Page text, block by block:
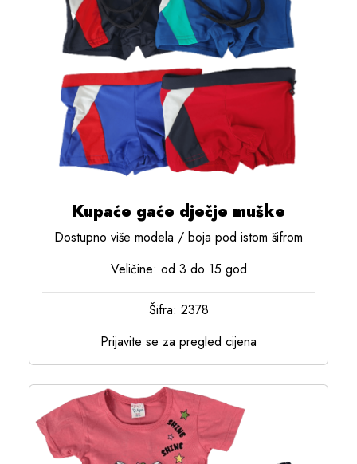
Kupaće gaće dječje muške
Dostupno više modela / boja pod istom šifrom
Veličine: od 3 do 15 god
Šifra: 2378
Prijavite se za pregled cijena